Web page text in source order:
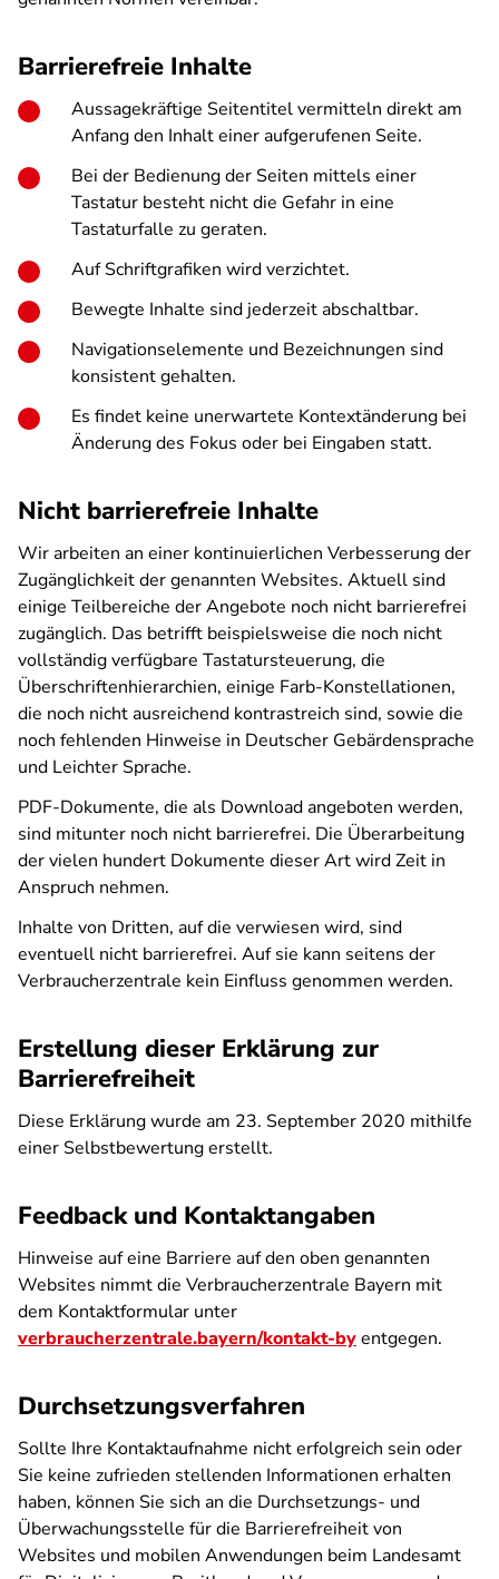
Barrierefreie Inhalte
Aussagekräftige Seitentitel vermitteln direkt am
Anfang den Inhalt einer aufgerufenen Seite.
Bei der Bedienung der Seiten mittels einer
Tastatur besteht nicht die Gefahr in eine
Tastaturfalle zu geraten.
Auf Schriftgrafiken wird verzichtet.
Bewegte Inhalte sind jederzeit abschaltbar.
Navigationselemente und Bezeichnungen sind
konsistent gehalten.
Es findet keine unerwartete Kontextänderung bei
Änderung des Fokus oder bei Eingaben statt.
Nicht barrierefreie Inhalte
Wir arbeiten an einer kontinuierlichen Verbesserung der
Zugänglichkeit der genannten Websites. Aktuell sind
einige Teilbereiche der Angebote noch nicht barrierefrei
zugänglich. Das betrifft beispielsweise die noch nicht
vollständig verfügbare Tastatursteuerung, die
Überschriftenhierarchien, einige Farb-Konstellationen,
die noch nicht ausreichend kontrastreich sind, sowie die
noch fehlenden Hinweise in Deutscher Gebärdensprache
und Leichter Sprache.
PDF-Dokumente, die als Download angeboten werden,
sind mitunter noch nicht barrierefrei. Die Überarbeitung
der vielen hundert Dokumente dieser Art wird Zeit in
Anspruch nehmen.
Inhalte von Dritten, auf die verwiesen wird, sind
eventuell nicht barrierefrei. Auf sie kann seitens der
Verbraucherzentrale kein Einfluss genommen werden.
Erstellung dieser Erklärung zur
Barrierefreiheit
Diese Erklärung wurde am 23. September 2020 mithilfe
einer Selbstbewertung erstellt.
Feedback und Kontaktangaben
Hinweise auf eine Barriere auf den oben genannten
Websites nimmt die Verbraucherzentrale Bayern mit
dem Kontaktformular unter
verbraucherzentrale.bayern/kontakt-byentgegen.
Durchsetzungsverfahren
Sollte Ihre Kontaktaufnahme nicht erfolgreich sein oder
Sie keine zufrieden stellenden Informationen erhalten
haben, können Sie sich an die Durchsetzungs- und
Überwachungsstelle für die Barrierefreiheit von
Websites und mobilen Anwendungen beim Landesamt